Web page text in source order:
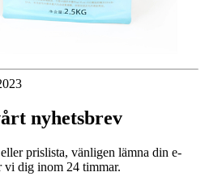
nyhetsbrev
prislista, vänligen lämna din e-
vi dig inom 24 timmar.